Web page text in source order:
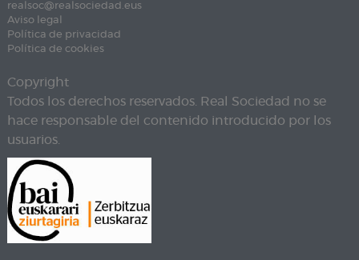
realsoc@realsociedad.eus
Aviso legal
Política de privacidad
Política de cookies
Copyright
Todos los derechos reservados. Real Sociedad no se
hace responsable del contenido introducido por los
usuarios.